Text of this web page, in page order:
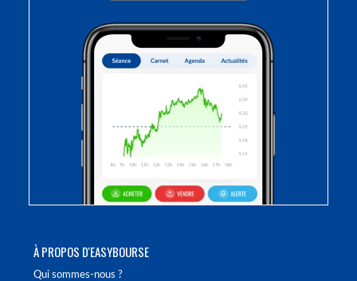
À PROPOS D'EASYBOURSE
Qui sommes-nous ?